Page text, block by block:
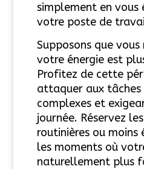
simplement en vous
votre poste de
Supposons que
votre énergie est
Profitez de cette
attaquer aux tâches
complexes et
journée. Réservez
routinières ou moins
les moments où
naturellement plus